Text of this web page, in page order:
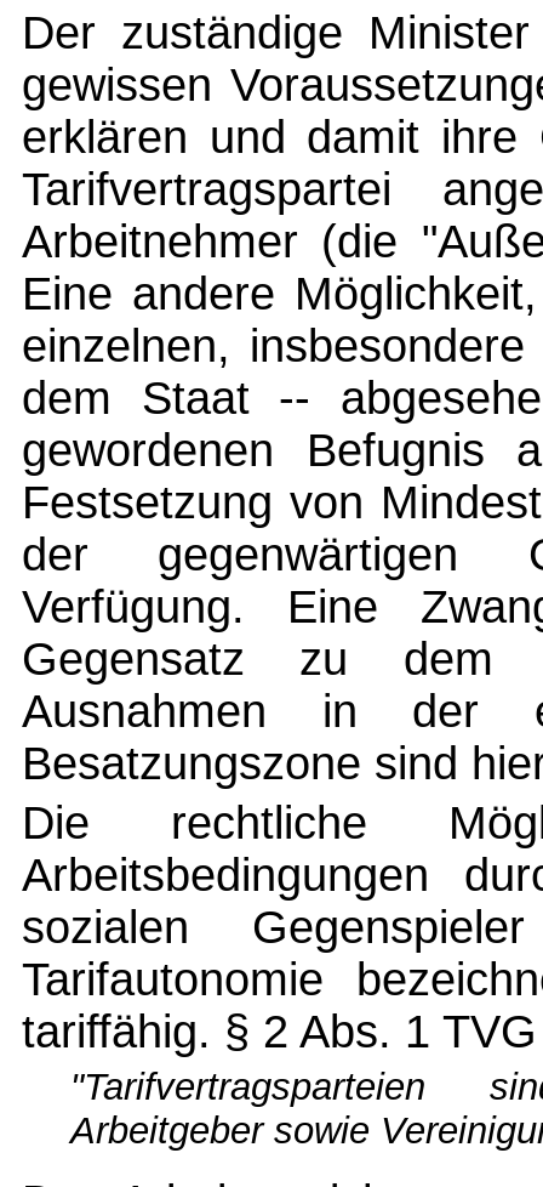
Der zuständige
gewissen
erklären und damit
Tarifvertragspartei
Arbeitnehmer (die
Eine andere
einzelnen,
dem Staat --
gewordenen Befugnis
Festsetzung von
der gegenwärtigen
Verfügung. Eine
Gegensatz zu
Ausnahmen in der
Besatzungszone sind
Die rechtliche
Arbeitsbedingungen
sozialen
Tarifautonomie
tariffähig. § 2 Abs. 1
"Tarifvertragsparteien
Arbeitgeber sowie